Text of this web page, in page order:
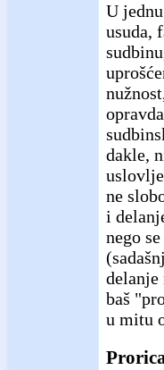
U
usuda,
dakle,
ne
i
nego
delanje
baš
u mitu